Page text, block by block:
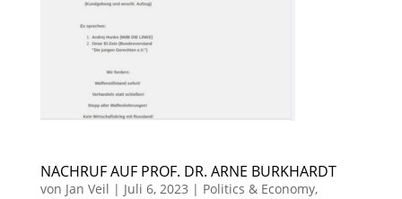
NACHRUF AUF PROF. DR. ARNE BURKHARDT
von Jan Veil | Juli 6, 2023 | Politics & Economy,